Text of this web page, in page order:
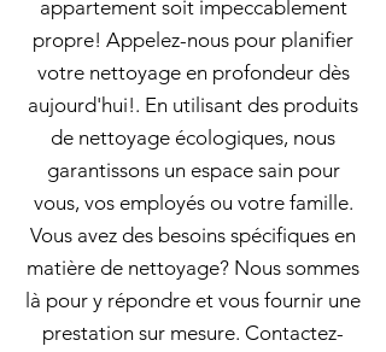
appartement soit impeccablement
propre! Appelez-nous pour planifier
votre nettoyage en profondeur dès
aujourd'hui!. En utilisant des produits
de nettoyage écologiques, nous
garantissons un espace sain pour
vous, vos employés ou votre famille.
Vous avez des besoins spécifiques en
matière de nettoyage? Nous sommes
là pour y répondre et vous fournir une
prestation sur mesure. Contactez-